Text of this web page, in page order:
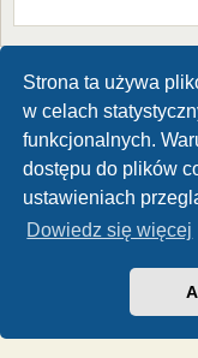
Strona ta używa
w celach
funkcjonalnych.
dostępu do plików
ustawieniach
Dowiedz się więcej
Forum Dinozaury.com
Technologię
Polski